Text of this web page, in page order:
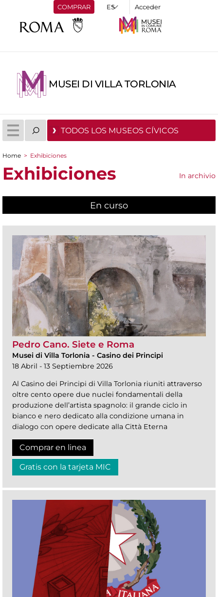
COMPRAR Acceder
MUSEI DI VILLA TORLONIA
TODOS LOS MUSEOS CÍVICOS
You are here
Home > Exhibiciones
Exhibiciones In archivio
En curso
Pedro Cano. Siete e Roma
Musei di Villa Torlonia - Casino dei Principi
18 Abril - 13 Septiembre 2026
Al Casino dei Principi di Villa Torlonia riuniti attraverso
oltre cento opere due nuclei fondamentali della
produzione dell’artista spagnolo: il grande ciclo in
bianco e nero dedicato alla condizione umana in
dialogo con opere dedicate alla Città Eterna
Comprar en linea
Gratis con la tarjeta MIC